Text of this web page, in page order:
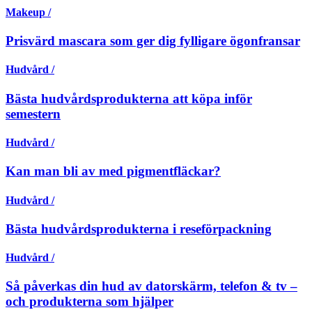
Makeup /
Prisvärd mascara som ger dig fylligare ögonfransar
Hudvård /
Bästa hudvårdsprodukterna att köpa inför
semestern
Hudvård /
Kan man bli av med pigmentfläckar?
Hudvård /
Bästa hudvårdsprodukterna i reseförpackning
Hudvård /
Så påverkas din hud av datorskärm, telefon & tv –
och produkterna som hjälper